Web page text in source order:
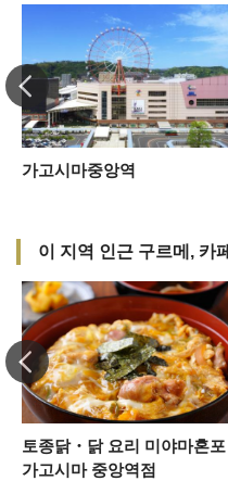
가고시마중앙역
이 지역 인근 구르메, 카페
토종닭・닭 요리 미야마혼포
가고시마 중앙역점